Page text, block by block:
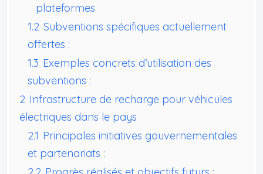
plateformes
1.2 Subventions spécifiques actuellement
offertes :
1.3 Exemples concrets d’utilisation des
subventions :
2 Infrastructure de recharge pour véhicules
électriques dans le pays
2.1 Principales initiatives gouvernementales
et partenariats :